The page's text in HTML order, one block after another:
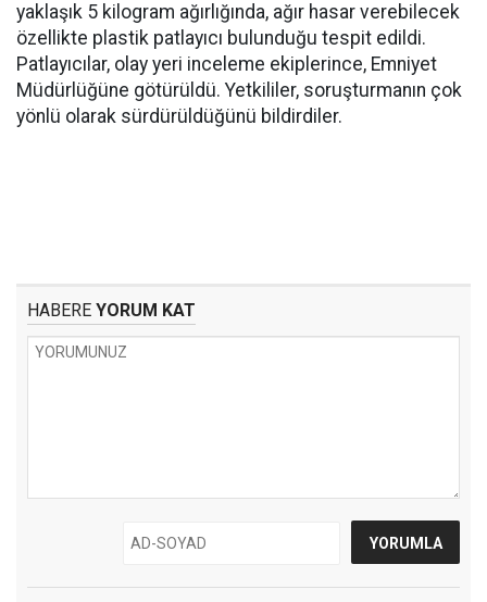
yaklaşık 5 kilogram ağırlığında, ağır hasar verebilecek
özellikte plastik patlayıcı bulunduğu tespit edildi.
Patlayıcılar, olay yeri inceleme ekiplerince, Emniyet
Müdürlüğüne götürüldü. Yetkililer, soruşturmanın çok
yönlü olarak sürdürüldüğünü bildirdiler.
HABERE YORUM KAT